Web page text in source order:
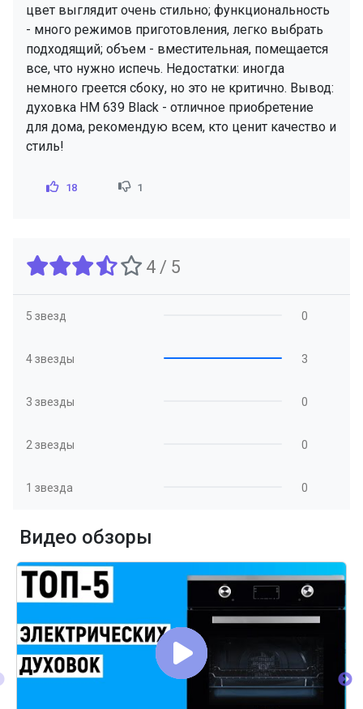
цвет выглядит очень стильно; функциональность
- много режимов приготовления, легко выбрать
подходящий; объем - вместительная, помещается
все, что нужно испечь. Недостатки: иногда
немного греется сбоку, но это не критично. Вывод:
духовка HM 639 Black - отличное приобретение
для дома, рекомендую всем, кто ценит качество и
стиль!
18 1
4 / 5
5 звезд 0
4 звезды 3
3 звезды 0
2 звезды 0
1 звезда 0
Видео обзоры